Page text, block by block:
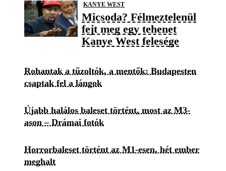
KANYE WEST
Micsoda? Félmeztelenül
fejt meg egy tehenet
Kanye West felesége
Rohantak a tűzoltók, a mentők: Budapesten
csaptak fel a lángok
Újabb halálos baleset történt, most az M3-
ason – Drámai fotók
Horrorbaleset történt az M1-esen, hét ember
meghalt